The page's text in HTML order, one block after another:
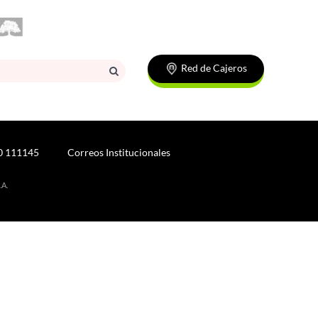
Red de Cajeros
111145 Correos Institucionales